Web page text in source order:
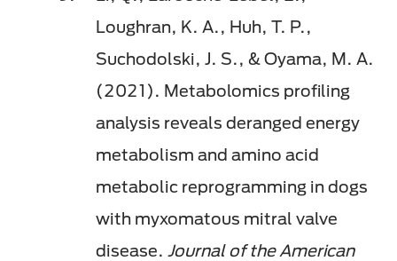
Loughran, K. A., Huh, T. P.,
Suchodolski, J. S., & Oyama, M. A.
(2021). Metabolomics profiling
analysis reveals deranged energy
metabolism and amino acid
metabolic reprogramming in dogs
with myxomatous mitral valve
disease. Journal of the American